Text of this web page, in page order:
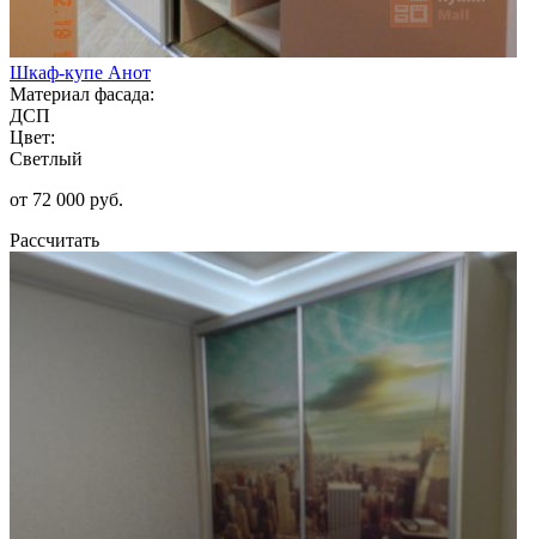
Шкаф-купе Анот
Материал фасада:
ДСП
Цвет:
Светлый
от 72 000 руб.
Рассчитать